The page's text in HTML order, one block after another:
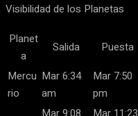
Visibilidad de los Planetas
Planet
a
Salida Puesta
Mercu
rio
Mar 6:34
am
Mar 7:50
pm